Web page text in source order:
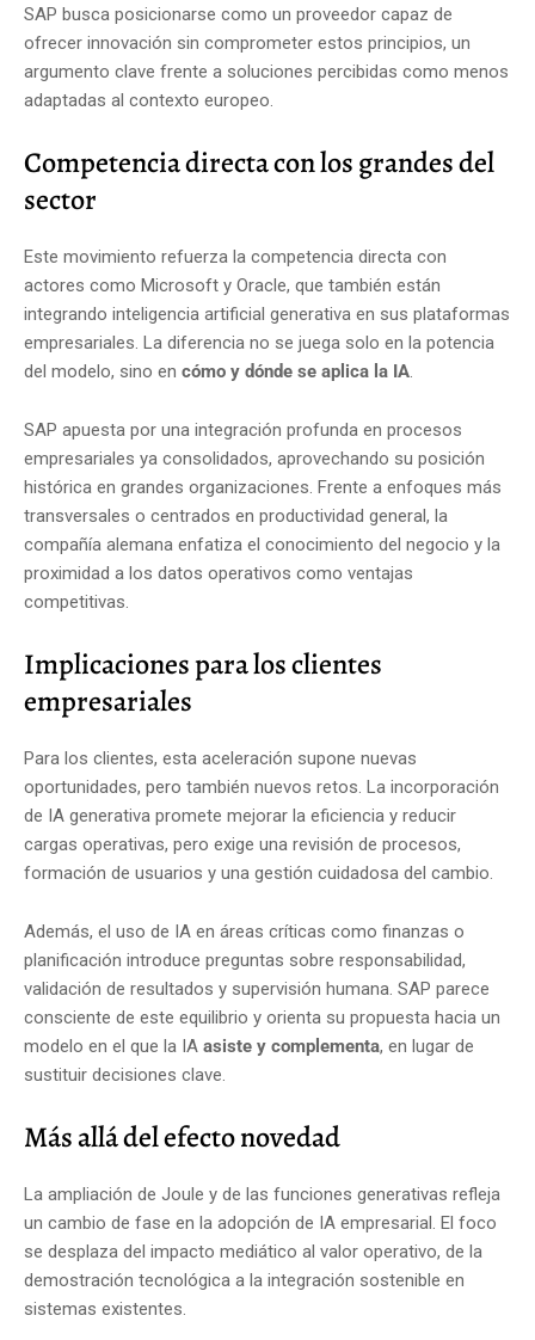
SAP busca posicionarse como un proveedor capaz de
ofrecer innovación sin comprometer estos principios, un
argumento clave frente a soluciones percibidas como menos
adaptadas al contexto europeo.
Competencia directa con los grandes del
sector
Este movimiento refuerza la competencia directa con
actores como Microsoft y Oracle, que también están
integrando inteligencia artificial generativa en sus plataformas
empresariales. La diferencia no se juega solo en la potencia
del modelo, sino en cómo y dónde se aplica la IA.
SAP apuesta por una integración profunda en procesos
empresariales ya consolidados, aprovechando su posición
histórica en grandes organizaciones. Frente a enfoques más
transversales o centrados en productividad general, la
compañía alemana enfatiza el conocimiento del negocio y la
proximidad a los datos operativos como ventajas
competitivas.
Implicaciones para los clientes
empresariales
Para los clientes, esta aceleración supone nuevas
oportunidades, pero también nuevos retos. La incorporación
de IA generativa promete mejorar la eficiencia y reducir
cargas operativas, pero exige una revisión de procesos,
formación de usuarios y una gestión cuidadosa del cambio.
Además, el uso de IA en áreas críticas como finanzas o
planificación introduce preguntas sobre responsabilidad,
validación de resultados y supervisión humana. SAP parece
consciente de este equilibrio y orienta su propuesta hacia un
modelo en el que la IA asiste y complementa, en lugar de
sustituir decisiones clave.
Más allá del efecto novedad
La ampliación de Joule y de las funciones generativas refleja
un cambio de fase en la adopción de IA empresarial. El foco
se desplaza del impacto mediático al valor operativo, de la
demostración tecnológica a la integración sostenible en
sistemas existentes.